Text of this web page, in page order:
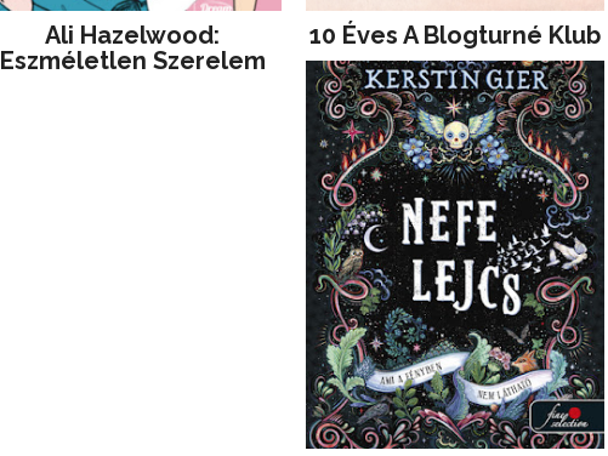
Ali Hazelwood:
Eszméletlen Szerelem
10 Éves A Blogturné Klub